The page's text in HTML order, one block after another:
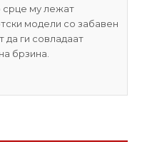
срце му лежат
модели со забавен
да ги совладаат
брзина.